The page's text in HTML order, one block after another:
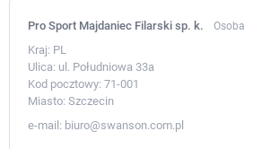
Pro Sport Majdaniec Filarski sp. k. Osoba
Kraj: PL
Ulica: ul. Południowa 33a
Kod pocztowy: 71-001
Miasto: Szczecin
e-mail: biuro@swanson.com.pl